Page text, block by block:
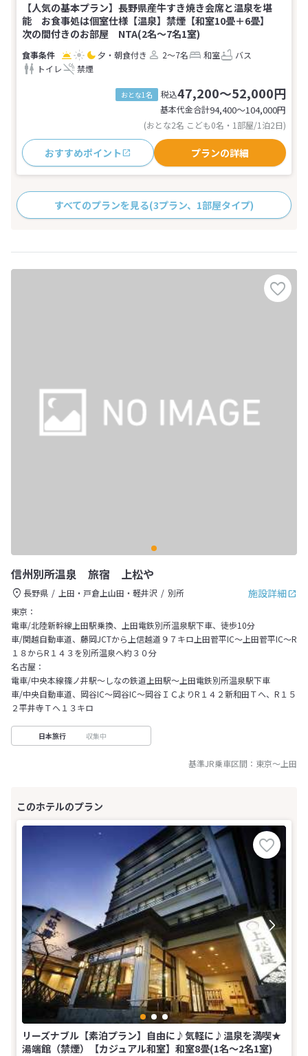
【人気の基本プラン】長野県産牛すき焼き会席と温泉を堪
能 お食事処は個室仕様【温泉】禁煙【和室10畳＋6畳】
次の間付きのお部屋 NTA(2名～7名1室)
夕・朝食付き 2～7名 和室
バス
トイレ
禁煙
おとな1名 税込47,200～52,000円
基本代金合計94,400〜104,000円
(おとな2名 こども0名・1部屋/1泊2日)
おすすめポイント プランの詳細
すべてのプランを見る(3プラン、1部屋タイプ)
信州別所温泉 旅宿 上松や
施設詳細
長野県 上田・戸倉上山田・軽井沢
別所
東京：
電車/北陸新幹線上田駅乗換、上田電鉄別所温泉駅下車、徒歩10分
車/関越自動車道、藤岡JCTから上信越道９７キロ上田菅平IC～上田菅平IC～R
１８からR１４３を別所温泉へ約３０分
名古屋：
電車/中央本線篠ノ井駅〜しなの鉄道上田駅〜上田電鉄別所温泉駅下車
車/中央自動車道、岡谷IC～岡谷IC～岡谷ＩＣよりR１４２新和田Ｔへ、R１５
２平井寺Ｔへ１３キロ
日本旅行 収集中
基準JR乗車区間： 東京～ 上田
リーズナブル【素泊プラン】自由に♪気軽に♪温泉を満喫★
湯端館（禁煙）【カジュアル和室】和室8畳(1名～2名1室)